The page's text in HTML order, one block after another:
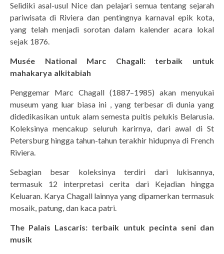
Selidiki asal-usul Nice dan pelajari semua tentang sejarah
pariwisata di Riviera dan pentingnya karnaval epik kota,
yang telah menjadi sorotan dalam kalender acara lokal
sejak 1876.
Musée National Marc Chagall: terbaik untuk
mahakarya alkitabiah
Penggemar Marc Chagall (1887–1985) akan menyukai
museum yang luar biasa ini , yang terbesar di dunia yang
didedikasikan untuk alam semesta puitis pelukis Belarusia.
Koleksinya mencakup seluruh karirnya, dari awal di St
Petersburg hingga tahun-tahun terakhir hidupnya di French
Riviera.
Sebagian besar koleksinya terdiri dari lukisannya,
termasuk 12 interpretasi cerita dari Kejadian hingga
Keluaran. Karya Chagall lainnya yang dipamerkan termasuk
mosaik, patung, dan kaca patri.
The Palais Lascaris: terbaik untuk pecinta seni dan
musik